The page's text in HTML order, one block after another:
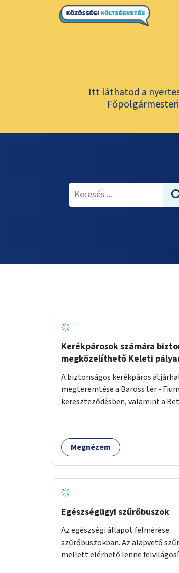
Itt láthatod a
Kerékpárosok számára
megközelíthető Keleti
A biztonságos kerékpáros
megteremtése a Baross tér -
kereszteződésben, valamint a
Megnézem
Egészségügyi szűrőbuszok
Az egészségi állapot felmérése
szűrőbuszokban. Az alapvető
mellett elérhető lenne